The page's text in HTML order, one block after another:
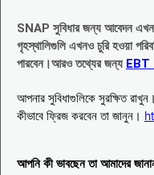
SNAP সুবিধার জন্য আবেদন
গৃহস্থালিগুলি এখনও চুরি হওয়া
পারবেন।আরও তথ্যের জন্য EBT
আপনার সুবিধাগুলিকে সুরক্ষিত
কীভাবে ফ্রিজ করবেন তা জানুন।
আপনি কী ভাবছেন তা আমাদের